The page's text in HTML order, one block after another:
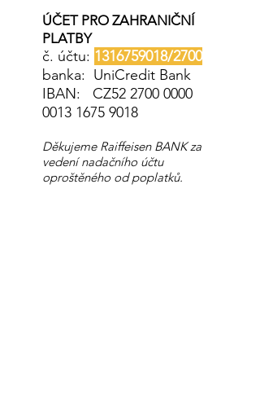
ÚČET PRO ZAHRANIČNÍ
PLATBY
č. účtu: 1316759018/2700
banka: UniCredit Bank
IBAN: CZ52 2700 0000
0013 1675 9018
Děkujeme Raiffeisen BANK za
vedení nadačního účtu
oproštěného od poplatků.